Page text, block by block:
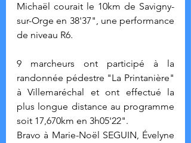
Michaël courait le 10km de Savigny-
sur-Orge en 38'37", une performance
de niveau R6.
9 marcheurs ont participé à la
randonnée pédestre "La Printanière"
à Villemaréchal et ont effectué la
plus longue distance au programme
soit 17,670km en 3h05'22".
Bravo à Marie-Noël SEGUIN, Évelyne